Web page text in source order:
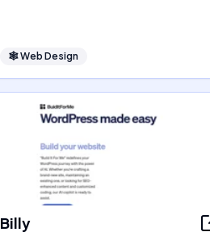
🕸Web Design
Billy